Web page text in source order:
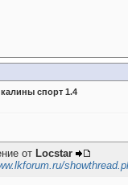
спорт 1.4
от Locstar